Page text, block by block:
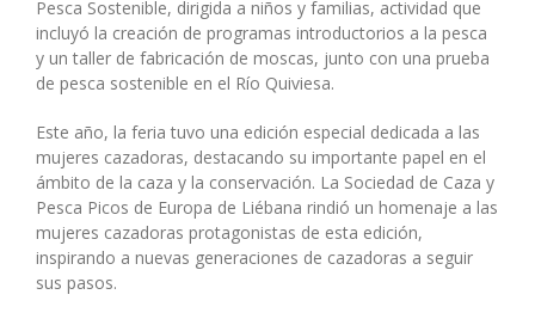
Pesca Sostenible, dirigida a niños y familias, actividad que
incluyó la creación de programas introductorios a la pesca
y un taller de fabricación de moscas, junto con una prueba
de pesca sostenible en el Río Quiviesa.
Este año, la feria tuvo una edición especial dedicada a las
mujeres cazadoras, destacando su importante papel en el
ámbito de la caza y la conservación. La Sociedad de Caza y
Pesca Picos de Europa de Liébana rindió un homenaje a las
mujeres cazadoras protagonistas de esta edición,
inspirando a nuevas generaciones de cazadoras a seguir
sus pasos.